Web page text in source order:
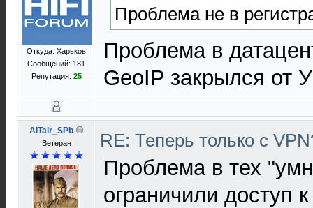
Откуда: Харьков
Сообщений: 181
Репутация: 25
Проблема не в
Проблема в
GeoIP закрылся от
AlTair_SPb
Ветеран RE: Теперь только с
Проблема в тех
ограничили доступ